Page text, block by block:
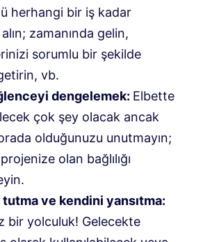
herhangi bir iş kadar
zamanında gelin,
sorumlu bir şekilde
vb.
dengelemek: Elbette
çok şey olacak ancak
olduğunuzu unutmayın;
olan bağlılığı
ve kendini yansıtma:
bir yolculuk! Gelecekte